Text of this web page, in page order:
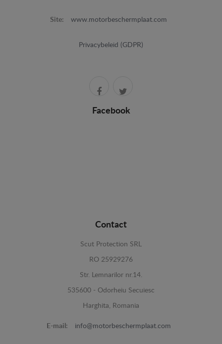
Site: www.motorbeschermplaat.com
Privacybeleid (GDPR)
Facebook
Contact
Scut Protection SRL
RO 25929276
Str. Lemnarilor nr.14.
535600 - Odorheiu Secuiesc
Harghita, Romania
E-mail: info@motorbeschermplaat.com